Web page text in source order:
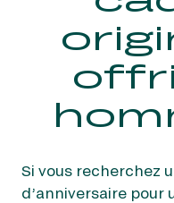
Si vous recherchez
d’anniversaire pour